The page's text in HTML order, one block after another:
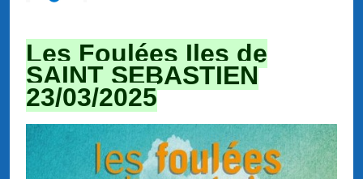
Les Foulées Iles de
SAINT SEBASTIEN
23/03/2025